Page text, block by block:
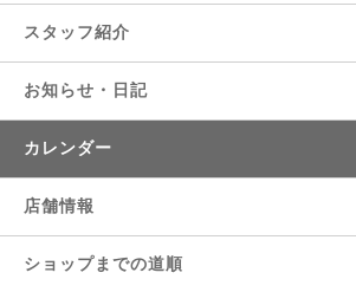
スタッフ紹介
お知らせ・日記
カレンダー
店舗情報
ショップまでの道順